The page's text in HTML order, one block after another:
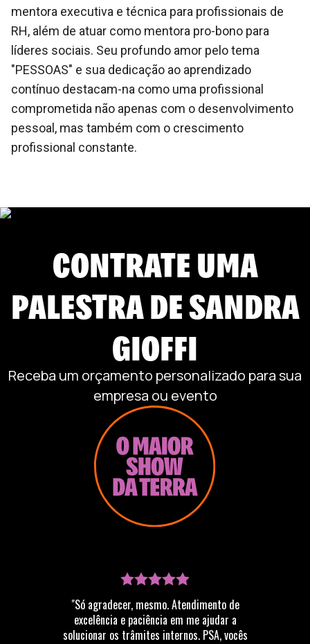
mentora executiva e técnica para profissionais de
RH, além de atuar como mentora pro-bono para
líderes sociais. Seu profundo amor pelo tema
"PESSOAS" e sua dedicação ao aprendizado
contínuo destacam-na como uma profissional
comprometida não apenas com o desenvolvimento
pessoal, mas também com o crescimento
profissional constante.
CONTRATE UMA
PALESTRA DESANDRA
GIOFFI
Receba um orçamento personalizado para sua
empresa ou evento
"Só agradecer, mesmo. Atendimento de
excelência e paciência em me ajudar a
solucionar os trâmites internos. PSA, vocês